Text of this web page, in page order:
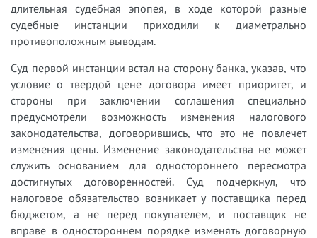
длительная судебная эпопея, в ходе которой разные
судебные инстанции приходили к диаметрально
противоположным выводам.
Суд первой инстанции встал на сторону банка, указав, что
условие о твердой цене договора имеет приоритет, и
стороны при заключении соглашения специально
предусмотрели возможность изменения налогового
законодательства, договорившись, что это не повлечет
изменения цены. Изменение законодательства не может
служить основанием для одностороннего пересмотра
достигнутых договоренностей. Суд подчеркнул, что
налоговое обязательство возникает у поставщика перед
бюджетом, а не перед покупателем, и поставщик не
вправе в одностороннем порядке изменять договорную